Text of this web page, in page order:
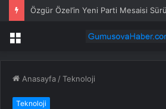
Menü
Anasayfa /Teknoloji
Teknoloji